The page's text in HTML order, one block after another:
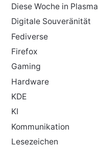
Diese Woche in Plasma
Digitale Souveränität
Fediverse
Firefox
Gaming
Hardware
KDE
KI
Kommunikation
Lesezeichen